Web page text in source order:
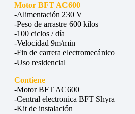
Motor BFT AC600
-Alimentación 230 V
-Peso de arrastre 600 kilos
-100 ciclos / día
-Velocidad 9m/min
-Fin de carrera electromecánico
-Uso residencial
Contiene
-Motor BFT AC600
-Central electronica BFT Shyra
-Kit de instalación